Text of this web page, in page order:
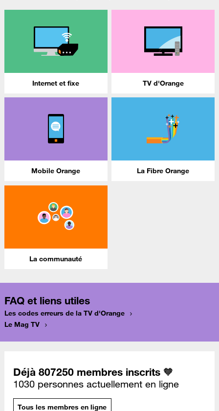
Internet et fixe TV d'Orange
Mobile Orange La Fibre Orange
La communauté
FAQ et liens utiles
Les codes erreurs de la TV d'Orange
Le Mag TV
Déjà 807250 membres inscrits 🧡
1030 personnes actuellement en ligne
Tous les membres en ligne